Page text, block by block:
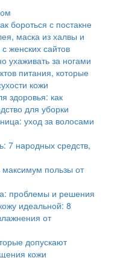
бороться с постакне
маска из халвы и
женских сайтов
ухаживать за ногами
питания, которые
кожи
здоровья: как
для уборки
уход за волосами
7 народных средств,
максимум пользы от
проблемы и решения
идеальной: 8
от
допускают
кожи